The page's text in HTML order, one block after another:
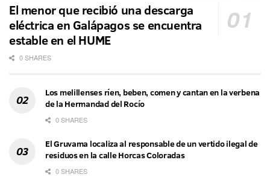
El menor que recibió una descarga
eléctrica en Galápagos se encuentra
estable en el HUME
0 SHARES
Los melillenses ríen, beben, comen y cantan en la verbena
de la Hermandad del Rocío
0 SHARES
El Gruvama localiza al responsable de un vertido ilegal de
residuos en la calle Horcas Coloradas
0 SHARES